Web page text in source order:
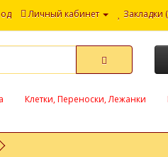
Личный кабинет Закладки
Клетки, Переноски, Лежанки